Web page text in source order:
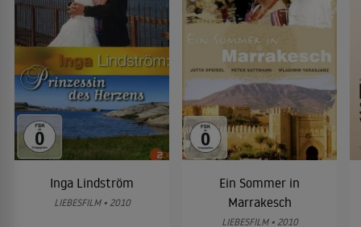
Inga Lindström
LIEBESFILM • 2010
Ein Sommer in
Marrakesch
LIEBESFILM • 2010